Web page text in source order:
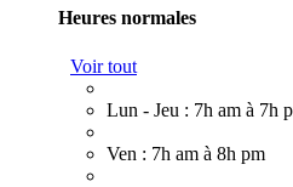
Heures normales
Voir tout
Lun - Jeu : 7h am à 7h
Ven : 7h am à 8h pm